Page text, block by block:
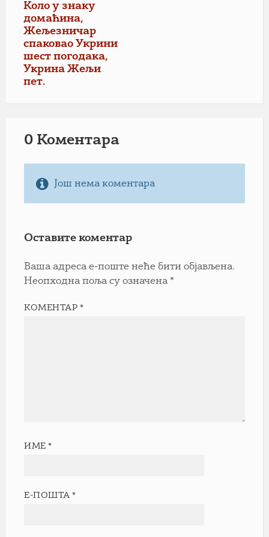
Коло у знаку
домаћина,
Жељезничар
спаковао Укрини
шест погодака,
Укрина Жељи
пет.
0 Коментарa
Још нема коментара
Оставите коментар
Ваша адреса е-поште неће бити објављена.
Неопходна поља су означена *
КОМЕНТАР*
ИМЕ*
Е-ПОШТА*